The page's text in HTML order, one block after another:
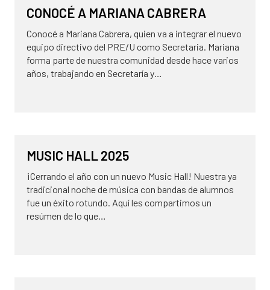
CONOCÉ A MARIANA CABRERA
Conocé a Mariana Cabrera, quien va a integrar el nuevo
equipo directivo del PRE/U como Secretaria. Mariana
forma parte de nuestra comunidad desde hace varios
años, trabajando en Secretaría y…
MUSIC HALL 2025
¡Cerrando el año con un nuevo Music Hall! Nuestra ya
tradicional noche de música con bandas de alumnos
fue un éxito rotundo. Aquí les compartimos un
resúmen de lo que…